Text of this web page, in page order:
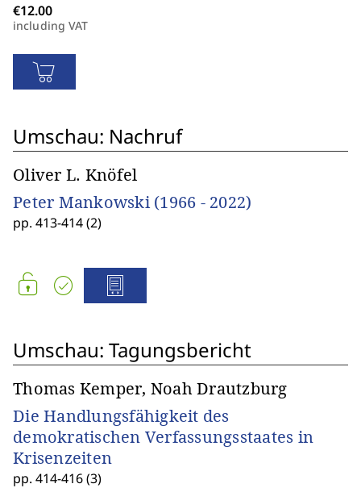
including VAT
Umschau: Nachruf
Oliver L. Knöfel
Peter Mankowski (1966 - 2022)
pp. 413-414 (2)
Umschau: Tagungsbericht
Thomas Kemper, Noah Drautzburg
Die Handlungsfähigkeit des
demokratischen Verfassungsstaates in
Krisenzeiten
pp. 414-416 (3)